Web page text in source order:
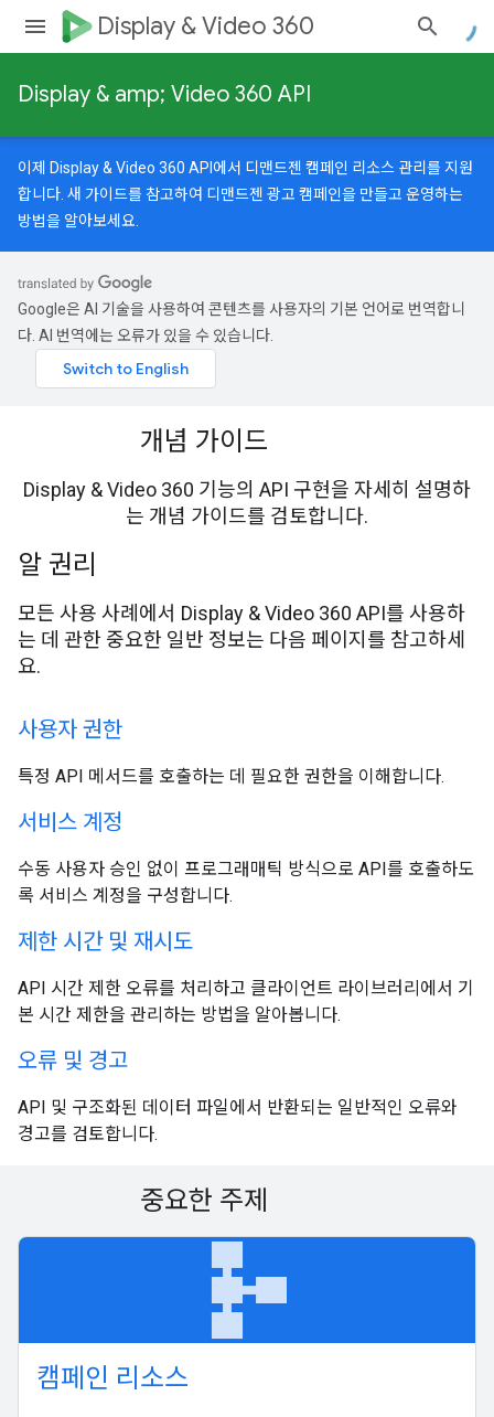
Display & Video 360
Display & amp; Video 360 API
이제 Display & Video 360 API에서 디맨드젠 캠페인 리소스 관리를 지원
합니다. 새 가이드를 참고하여 디맨드젠 광고 캠페인을 만들고 운영하는
방법을 알아보세요.
Google은 AI 기술을 사용하여 콘텐츠를 사용자의 기본 언어로 번역합니
다. AI 번역에는 오류가 있을 수 있습니다.
개념 가이드
Display & Video 360 기능의 API 구현을 자세히 설명하
는 개념 가이드를 검토합니다.
알 권리
모든 사용 사례에서 Display & Video 360 API를 사용하
는 데 관한 중요한 일반 정보는 다음 페이지를 참고하세
요.
사용자 권한
특정 API 메서드를 호출하는 데 필요한 권한을 이해합니다.
서비스 계정
수동 사용자 승인 없이 프로그래매틱 방식으로 API를 호출하도
록 서비스 계정을 구성합니다.
제한 시간 및 재시도
API 시간 제한 오류를 처리하고 클라이언트 라이브러리에서 기
본 시간 제한을 관리하는 방법을 알아봅니다.
오류 및 경고
API 및 구조화된 데이터 파일에서 반환되는 일반적인 오류와
경고를 검토합니다.
중요한 주제
schema
캠페인 리소스